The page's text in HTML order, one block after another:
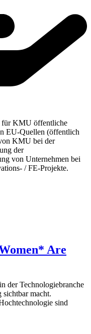
für KMU öffentliche
EU-Quellen (öffentlich
KMU bei der
der
von Unternehmen bei
/ FE-Projekte.
Are
der Technologiebranche
macht.
sind